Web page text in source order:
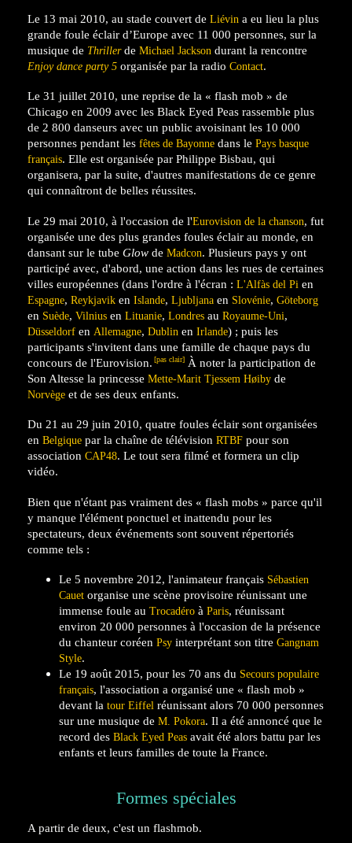
Le 13 mai 2010, au stade couvert de Liévin a eu lieu la plus
grande foule éclair d’Europe avec 11 000 personnes, sur la
musique de Thrillerde Michael Jackson durant la rencontre
Enjoy dance party 5 organisée par la radio Contact.
Le 31 juillet 2010, une reprise de la « flash mob » de
Chicago en 2009 avec les Black Eyed Peas rassemble plus
de 2 800 danseurs avec un public avoisinant les 10 000
personnes pendant les fêtes de Bayonne dans le Pays basque
français. Elle est organisée par Philippe Bisbau, qui
organisera, par la suite, d'autres manifestations de ce genre
qui connaîtront de belles réussites.
Le 29 mai 2010, à l'occasion de l'Eurovision de la chanson, fut
organisée une des plus grandes foules éclair au monde, en
dansant sur le tube Glow de Madcon. Plusieurs pays y ont
participé avec, d'abord, une action dans les rues de certaines
villes européennes (dans l'ordre à l'écran : L'Alfàs del Pi en
Espagne, Reykjavik en Islande, Ljubljana en Slovénie, Göteborg
en Suède, Vilnius en Lituanie, Londres au Royaume-Uni,
Düsseldorf en Allemagne, Dublin en Irlande) ; puis les
participants s'invitent dans une famille de chaque pays du
concours de l'Eurovision. [pas clair] À noter la participation de
Son Altesse la princesse Mette-Marit Tjessem Høiby de
Norvège et de ses deux enfants.
Du 21 au 29 juin 2010, quatre foules éclair sont organisées
en Belgique par la chaîne de télévision RTBF pour son
association CAP48. Le tout sera filmé et formera un clip
vidéo.
Bien que n'étant pas vraiment des « flash mobs » parce qu'il
y manque l'élément ponctuel et inattendu pour les
spectateurs, deux événements sont souvent répertoriés
comme tels :
Le 5 novembre 2012, l'animateur français Sébastien
Cauet organise une scène provisoire réunissant une
immense foule au Trocadéro à Paris, réunissant
environ 20 000 personnes à l'occasion de la présence
du chanteur coréen Psy interprétant son titre Gangnam
Style.
Le 19 août 2015, pour les 70 ans du Secours populaire
français, l'association a organisé une « flash mob »
devant la tour Eiffel réunissant alors 70 000 personnes
sur une musique de M. Pokora. Il a été annoncé que le
record des Black Eyed Peas avait été alors battu par les
enfants et leurs familles de toute la France.
Formes spéciales
A partir de deux, c'est un flashmob.